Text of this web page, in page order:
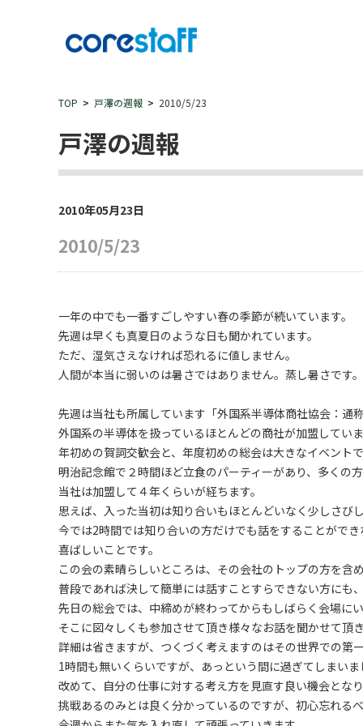
TOP 戸澤の週報 2010/5/23
戸澤の週報
2010年05月23日
2010/5/23
一年の中でも一番すごしやすい春の季節が続いています。
先週は早くも真夏日のような日も聞かれています。
ただ、湿気さえなければ恐れるに値しません。
人間が本当に弱いのは暑さではありません。蒸し暑さです。
先週は当社も所属しています「外国系半導体商社協会：通
外国系の半導体を扱っているほとんどの商社が加盟してい
年初めの賀詞交歓会と、年度初めの総会は大きなイベント
明治記念館で２時間ほど立食のパーティーがあり、多くの
当社は加盟して４年くらいが経ちます。
思えば、入った当初は知り合いもほとんどいなく少しさび
今では2時間では知り合いの方だけでも話をすることがで
喜ばしいことです。
この会の素晴らしいところは、その会社のトップの方を含
普段であれば決して簡単には話すことすらできない方にも
先日の総会では、中締めが終わってからもしばらく会場に
そこに図々しくも参加させて頂き様々なお話を聞かせて頂
詳細は省きますが、つくづく考えますのはその世界での第
1時間も無いくらいですが、あっという間に過ぎてしまい
改めて、自分の仕事に対する考え方を見直す良い機会とな
挑戦あるのみとは良く分かっているのですが、初心忘れる